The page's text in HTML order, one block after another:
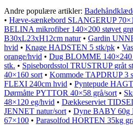
Andre populære artikler:
• Hæve-sænkebord SLANGERUP
BELINA mikrofiber 140×200 støvet
B30xL23xH12cm natur• Gardin
hvid • Knage HADSTEN 5 stk/pk •
orange/hvid • Dug BLOMME
stk. • Spisebordsstol TRUSTRUP gråt
40×160 sort • Kommode TAPDRUP 3
FLEXI 240cm hvid • Pyntepude
Dørmåtte PYTTOR 40×58 grå/sort •
48×120 eg/hvid • Dækkeserviet
JENNET natur/sort • Dyne BABY 60g
67×100 • Parasolfod HORTEN 35kg